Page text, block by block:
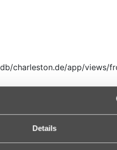
Details
charleston.de/app/views/
charleston.de/app/core/